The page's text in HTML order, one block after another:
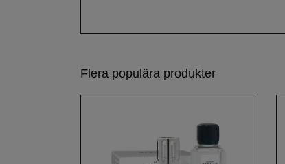
Flera populära produkter